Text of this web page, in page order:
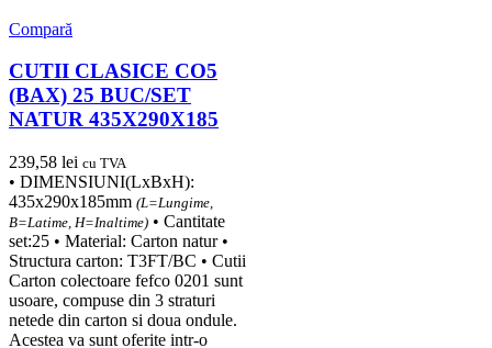
Compară
CUTII CLASICE CO5
(BAX) 25 BUC/SET
NATUR 435X290X185
239,58 lei cu TVA
• DIMENSIUNI(LxBxH):
435x290x185mm (L=Lungime,
B=Latime, H=Inaltime) • Cantitate
set:25 • Material: Carton natur •
Structura carton: T3FT/BC • Cutii
Carton colectoare fefco 0201 sunt
usoare, compuse din 3 straturi
netede din carton si doua ondule.
Acestea va sunt oferite intr-o